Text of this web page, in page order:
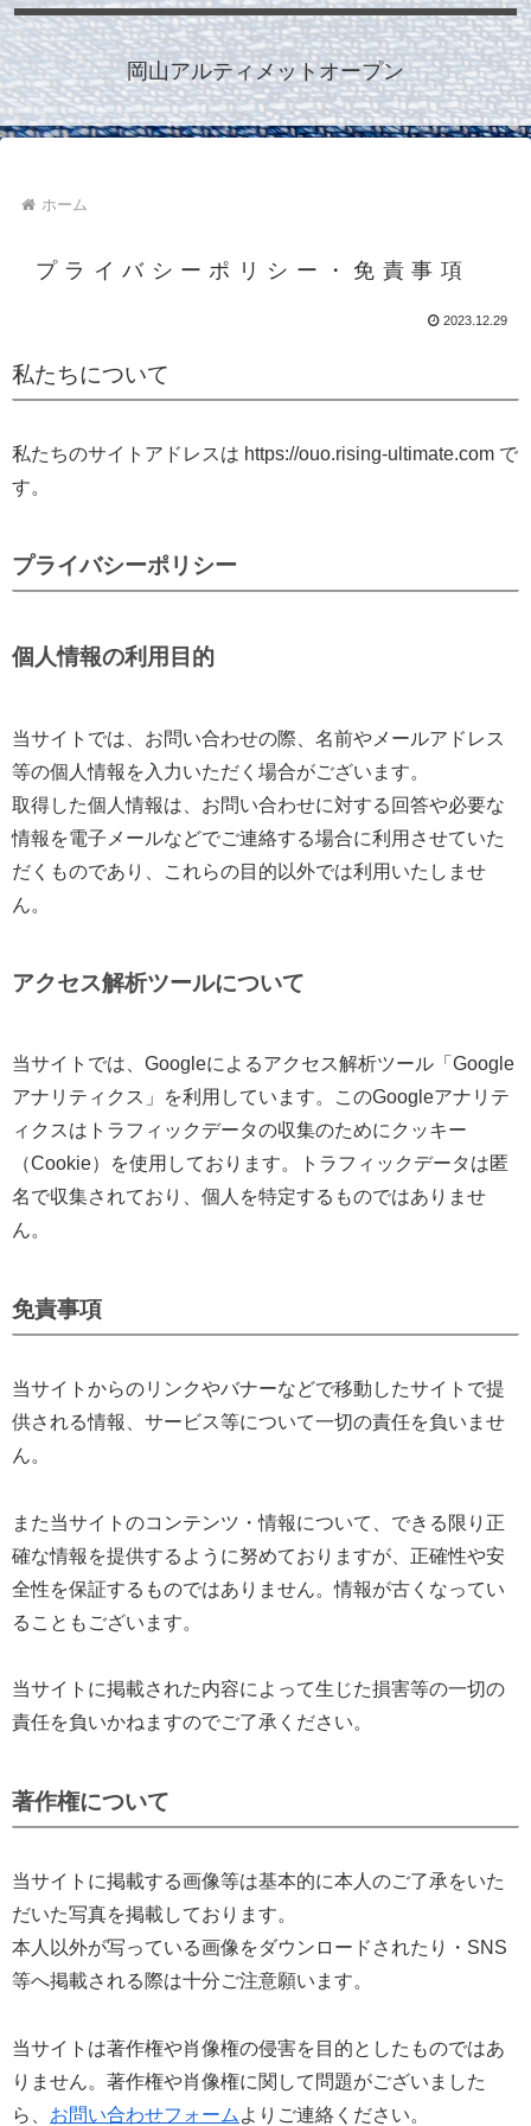
岡山アルティメットオープン
ホーム
プライバシーポリシー・免責事項
2023.12.29
私たちについて
私たちのサイトアドレスは https://ouo.rising-ultimate.com で
す。
プライバシーポリシー
個人情報の利用目的
当サイトでは、お問い合わせの際、名前やメールアドレス
等の個人情報を入力いただく場合がございます。
取得した個人情報は、お問い合わせに対する回答や必要な
情報を電子メールなどでご連絡する場合に利用させていた
だくものであり、これらの目的以外では利用いたしませ
ん。
アクセス解析ツールについて
当サイトでは、Googleによるアクセス解析ツール「Google
アナリティクス」を利用しています。このGoogleアナリテ
ィクスはトラフィックデータの収集のためにクッキー
（Cookie）を使用しております。トラフィックデータは匿
名で収集されており、個人を特定するものではありませ
ん。
免責事項
当サイトからのリンクやバナーなどで移動したサイトで提
供される情報、サービス等について一切の責任を負いませ
ん。
また当サイトのコンテンツ・情報について、できる限り正
確な情報を提供するように努めておりますが、正確性や安
全性を保証するものではありません。情報が古くなってい
ることもございます。
当サイトに掲載された内容によって生じた損害等の一切の
責任を負いかねますのでご了承ください。
著作権について
当サイトに掲載する画像等は基本的に本人のご了承をいた
だいた写真を掲載しております。
本人以外が写っている画像をダウンロードされたり・SNS
等へ掲載される際は十分ご注意願います。
当サイトは著作権や肖像権の侵害を目的としたものではあ
りません。著作権や肖像権に関して問題がございました
ら、 お問い合わせフォーム よりご連絡ください。